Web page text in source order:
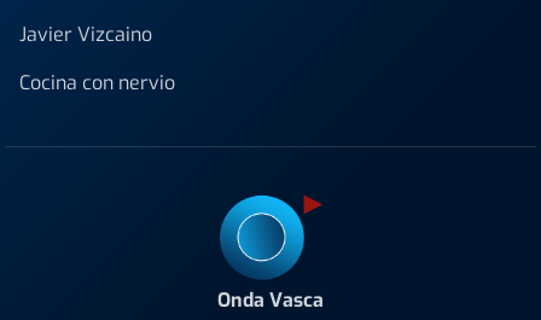
Javier Vizcaino
Cocina con nervio
Onda Vasca